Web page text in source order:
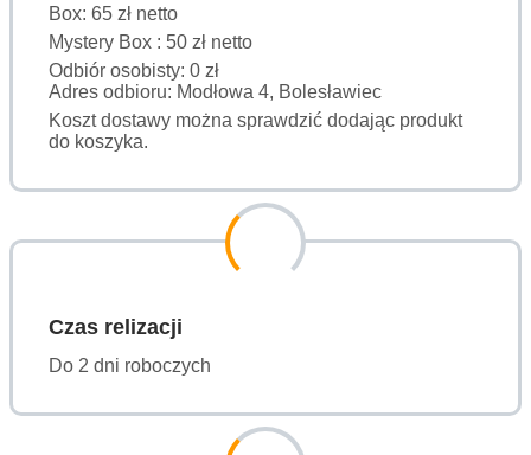
Box: 65 zł netto
Mystery Box : 50 zł netto
Odbiór osobisty: 0 zł
Adres odbioru: Modłowa 4, Bolesławiec
Koszt dostawy można sprawdzić dodając produkt
do koszyka.
Czas relizacji
Do 2 dni roboczych